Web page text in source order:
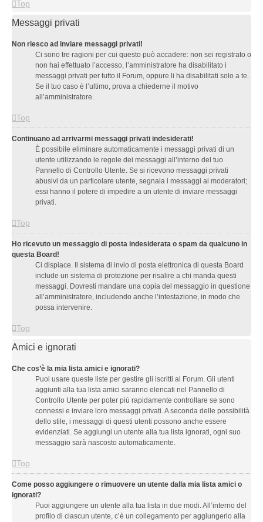
Top
Messaggi privati
Non riesco ad inviare messaggi privati!
Ci sono tre ragioni per cui questo può accadere: non sei registrato o
non hai effettuato l’accesso, l’amministratore ha disabilitato i
messaggi privati per tutto il Forum, oppure li ha disabilitati solo a te.
Se il tuo caso è l’ultimo, prova a chiederne il motivo
all’amministratore.
Top
Continuano ad arrivarmi messaggi privati indesiderati!
È possibile eliminare automaticamente i messaggi privati ​​di un
utente utilizzando le regole dei messaggi all’interno del tuo
Pannello di Controllo Utente. Se si ricevono messaggi privati ​​
abusivi da un particolare utente, segnala i messaggi ai moderatori;
essi hanno il potere di impedire a un utente di inviare messaggi
privati​​.
Top
Ho ricevuto un messaggio di posta indesiderata o spam da qualcuno in
questa Board!
Ci dispiace. Il sistema di invio di posta elettronica di questa Board
include un sistema di protezione per risalire a chi manda questi
messaggi. Dovresti mandare una copia del messaggio in questione
all’amministratore, includendo anche l’intestazione, in modo che
possa intervenire.
Top
Amici e ignorati
Che cos’è la mia lista amici e ignorati?
Puoi usare queste liste per gestire gli iscritti al Forum. Gli utenti
aggiunti alla tua lista amici saranno elencati nel Pannello di
Controllo Utente per poter più rapidamente controllare se sono
connessi e inviare loro messaggi privati. A seconda delle possibilità
dello stile, i messaggi di questi utenti possono anche essere
evidenziati. Se aggiungi un utente alla tua lista ignorati, ogni suo
messaggio sarà nascosto automaticamente.
Top
Come posso aggiungere o rimuovere un utente dalla mia lista amici o
ignorati?
Puoi aggiungere un utente alla tua lista in due modi. All’interno del
profilo di ciascun utente, c’è un collegamento per aggiungerlo alla